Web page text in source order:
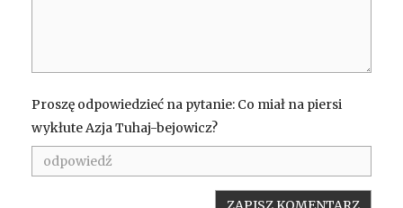
Proszę odpowiedzieć na pytanie: Co miał na piersi
wykłute Azja Tuhaj-bejowicz?